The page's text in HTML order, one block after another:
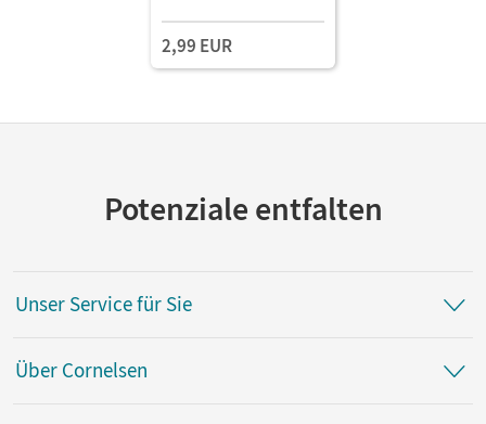
2,99 EUR
Potenziale entfalten
Unser Service für Sie
Über Cornelsen